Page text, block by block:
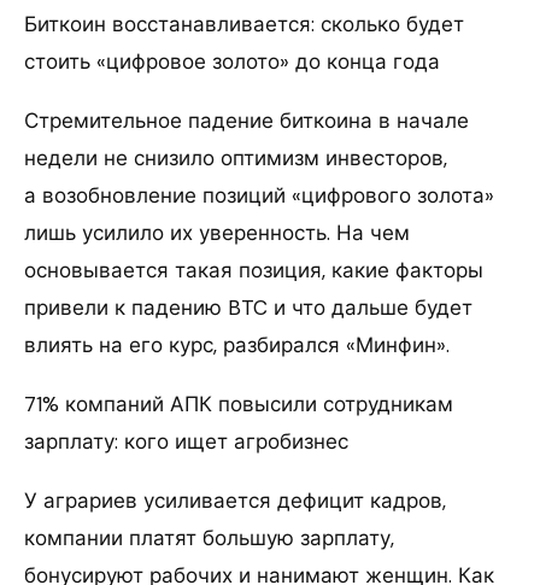
Биткоин восстанавливается: сколько будет
стоить «цифровое золото» до конца года
Стремительное падение биткоина в начале
недели не снизило оптимизм инвесторов,
а возобновление позиций «цифрового золота»
лишь усилило их уверенность. На чем
основывается такая позиция, какие факторы
привели к падению BTC и что дальше будет
влиять на его курс, разбирался «Минфин».
71% компаний АПК повысили сотрудникам
зарплату: кого ищет агробизнес
У аграриев усиливается дефицит кадров,
компании платят большую зарплату,
бонусируют рабочих и нанимают женщин. Как